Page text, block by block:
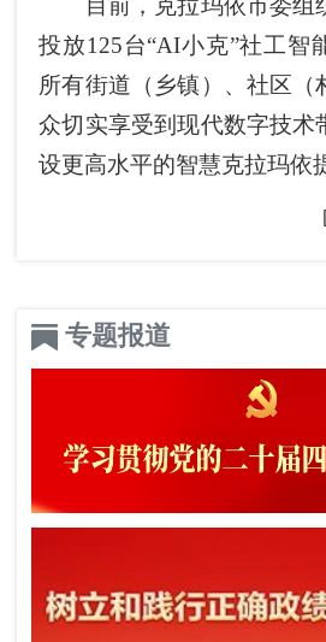
投放125台“AI小克”社工智
所有街道（乡镇）、社区（
众切实享受到现代数字技术
设更高水平的智慧克拉玛依
专题报道